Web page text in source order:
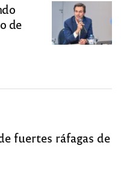
de
fuertes ráfagas de